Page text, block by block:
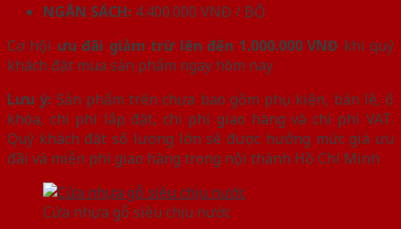
NGÂN SÁCH: 4.400.000 VNĐ / BỘ
Cơ hội ưu đãi giảm trừ lên đến 1.000.000 VNĐ khi quý
khách đặt mua sản phẩm ngay hôm nay
Lưu ý: Sản phẩm trên chưa bao gồm phụ kiện, bản lề, ổ
khóa, chi phí lắp đặt, chi phí giao hàng và chi phí VAT.
Quý khách đặt số lượng lớn sẽ được hưởng mức giá ưu
đãi và miễn phí giao hàng trong nội thành Hồ Chí Minh
Cửa nhựa gỗ siêu chịu nước